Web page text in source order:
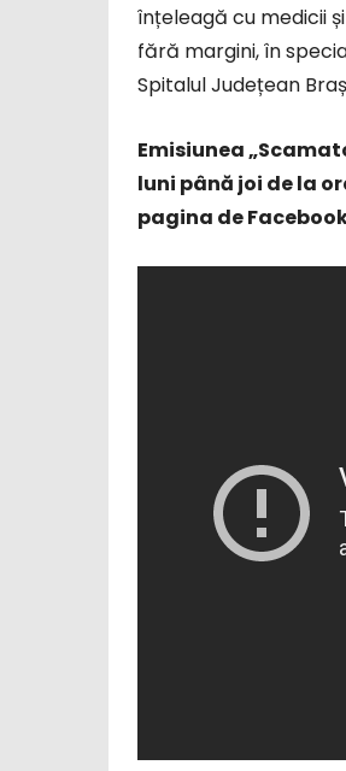
înțeleagă cu medicii
fără margini, în
Spitalul Județean
Emisiunea
luni până joi de la
pagina de